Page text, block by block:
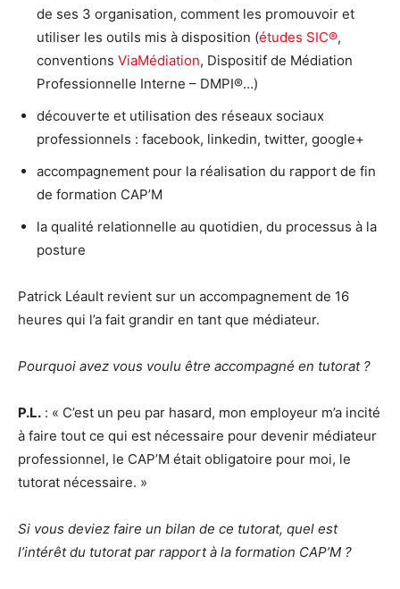
de ses 3 organisation, comment les promouvoir et
utiliser les outils mis à disposition (études SIC®,
conventions ViaMédiation, Dispositif de Médiation
Professionnelle Interne – DMPI®…)
découverte et utilisation des réseaux sociaux
professionnels : facebook, linkedin, twitter, google+
accompagnement pour la réalisation du rapport de fin
de formation CAP’M
la qualité relationnelle au quotidien, du processus à la
posture
Patrick Léault revient sur un accompagnement de 16
heures qui l’a fait grandir en tant que médiateur.
Pourquoi avez vous voulu être accompagné en tutorat ?
P.L. : « C’est un peu par hasard, mon employeur m’a incité
à faire tout ce qui est nécessaire pour devenir médiateur
professionnel, le CAP’M était obligatoire pour moi, le
tutorat nécessaire. »
Si vous deviez faire un bilan de ce tutorat, quel est
l’intérêt du tutorat par rapport à la formation CAP’M ?